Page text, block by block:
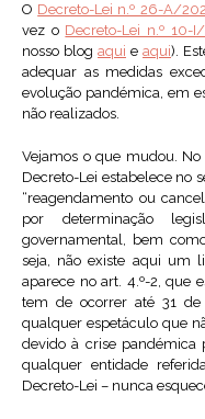
O Decreto-Lei n.º 26-A/
vez o Decreto-Lei n.º
nosso blog aqui e aqui).
adequar as medidas
evolução pandémica, em
não realizados.
Vejamos o que mudou.
Decreto-Lei estabelece no
“reagendamento ou
por determinação
governamental, bem
seja, não existe aqui um
aparece no art. 4.º-2, que
tem de ocorrer até 31
qualquer espetáculo que
devido à crise pandémica
qualquer entidade
Decreto-Lei – nunca